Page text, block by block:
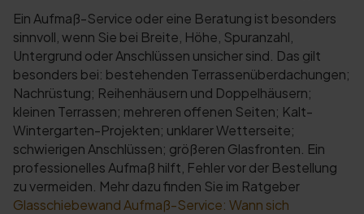
Ein Aufmaß-Service oder eine Beratung ist besonders
sinnvoll, wenn Sie bei Breite, Höhe, Spuranzahl,
Untergrund oder Anschlüssen unsicher sind. Das gilt
besonders bei: bestehenden Terrassenüberdachungen;
Nachrüstung; Reihenhäusern und Doppelhäusern;
kleinen Terrassen; mehreren offenen Seiten; Kalt-
Wintergarten-Projekten; unklarer Wetterseite;
schwierigen Anschlüssen; größeren Glasfronten. Ein
professionelles Aufmaß hilft, Fehler vor der Bestellung
zu vermeiden. Mehr dazu finden Sie im Ratgeber
Glasschiebewand Aufmaß-Service: Wann sich